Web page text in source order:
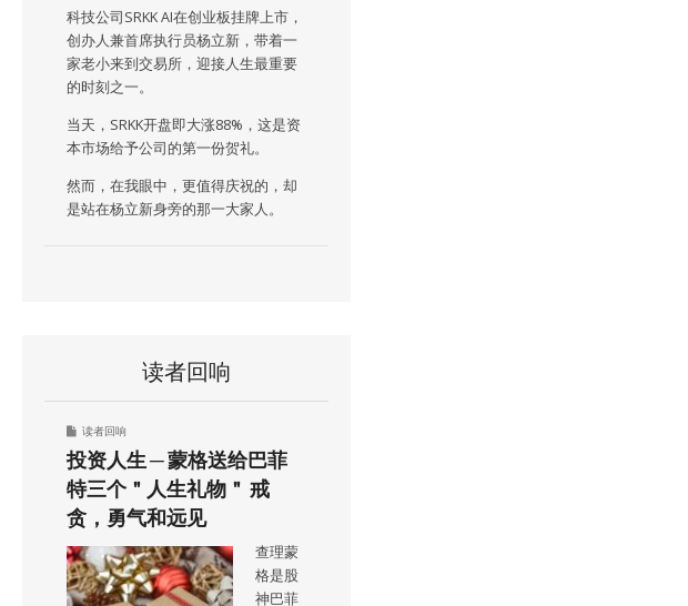
科技公司SRKK AI在创业板挂牌上市，
创办人兼首席执行员杨立新，带着一
家老小来到交易所，迎接人生最重要
的时刻之一。
当天，SRKK开盘即大涨88%，这是资
本市场给予公司的第一份贺礼。
然而，在我眼中，更值得庆祝的，却
是站在杨立新身旁的那一大家人。
读者回响
读者回响
投资人生 ─ 蒙格送给巴菲
特三个＂人生礼物＂ 戒
贪，勇气和远见
查理蒙
格是股
神巴菲